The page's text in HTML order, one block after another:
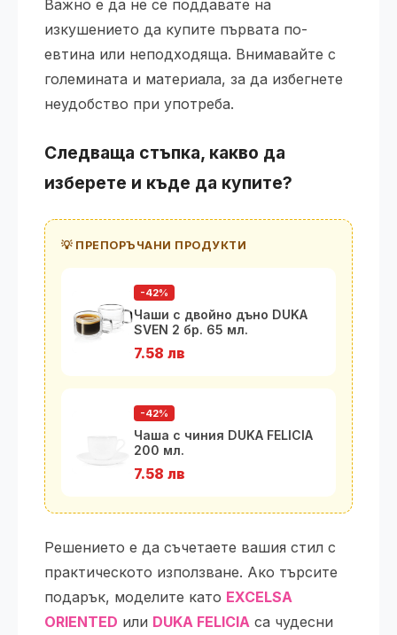
Важно е да не се поддавате на
изкушението да купите първата по-
евтина или неподходяща. Внимавайте с
големината и материала, за да избегнете
неудобство при употреба.
Следваща стъпка, какво да
изберете и къде да купите?
💡 ПРЕПОРЪЧАНИ ПРОДУКТИ
-42%
Чаши с двойно дъно DUKA
SVEN 2 бр. 65 мл.
7.58 лв
-42%
Чаша с чиния DUKA FELICIA
200 мл.
7.58 лв
Решението е да съчетаете вашия стил с
практическото използване. Ако търсите
подарък, моделите като EXCELSA
ORIENTED или DUKA FELICIA са чудесни